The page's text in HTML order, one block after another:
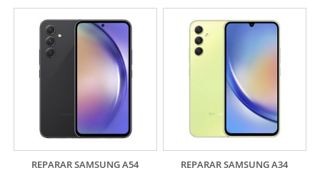
REPARAR SAMSUNG A54 REPARAR SAMSUNG A34